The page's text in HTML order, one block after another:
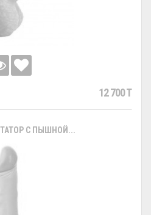
12 700 T
С ПЫШНОЙ...